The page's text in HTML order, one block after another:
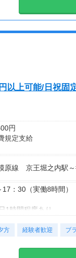
以上可能/日祝固
円
規定支給
間10日間
円
円以上可能
原線 京王堀之内駅
：30（実働8時間）
1時間程度あり
祝日＋1日休み）
場合あり
方 経験者歓迎 ブ